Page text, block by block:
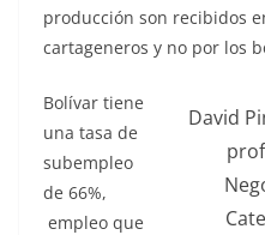
producción son recibidos
cartageneros y no por los
David
Bolívar tiene
una tasa de
subempleo
de 66%,
empleo que